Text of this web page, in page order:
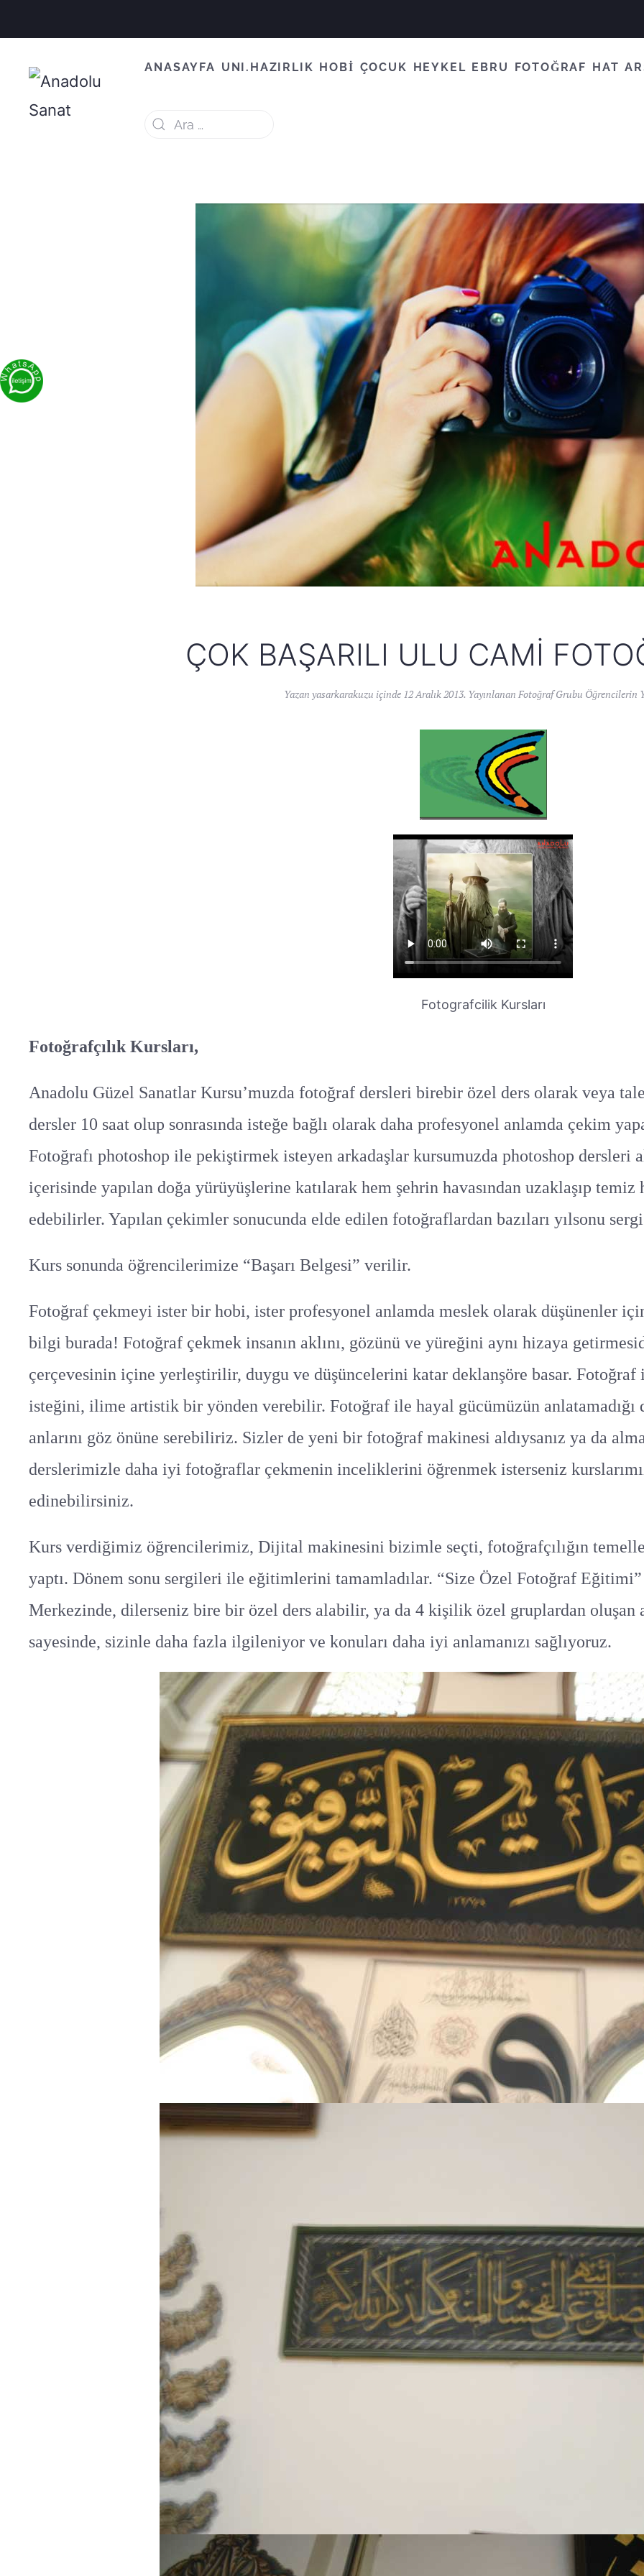
ANASAYFA UNI.HAZIRLIK HOBİ ÇOCUK HEYKEL EBRU FOTOĞRAF HAT
ÇOK BAŞARILI ULU CAMI
Yazan yasarkarakuzu içinde 12 Aralık 2013. Yayınlanan Fotoğraf Grubu Öğrencilerin
Fotografcilik Kursları
Fotoğrafçılık Kursları,
Anadolu Güzel Sanatlar Kursu’muzda fotoğraf dersleri birebir özel ders olarak veya
dersler 10 saat olup sonrasında isteğe bağlı olarak daha profesyonel anlamda çekim
Fotoğrafı photoshop ile pekiştirmek isteyen arkadaşlar kursumuzda photoshop dersleri
içerisinde yapılan doğa yürüyüşlerine katılarak hem şehrin havasından uzaklaşıp
edebilirler. Yapılan çekimler sonucunda elde edilen fotoğraflardan bazıları yılsonu
Kurs sonunda öğrencilerimize “Başarı Belgesi” verilir.
Fotoğraf çekmeyi ister bir hobi, ister profesyonel anlamda meslek olarak düşünenler
bilgi burada! Fotoğraf çekmek insanın aklını, gözünü ve yüreğini aynı hizaya
çerçevesinin içine yerleştirilir, duygu ve düşüncelerini katar deklanşöre basar. Fotoğraf
isteğini, ilime artistik bir yönden verebilir. Fotoğraf ile hayal gücümüzün anlatamadığı
anlarını göz önüne serebiliriz. Sizler de yeni bir fotoğraf makinesi aldıysanız ya da
derslerimizle daha iyi fotoğraflar çekmenin inceliklerini öğrenmek isterseniz
edinebilirsiniz.
Kurs verdiğimiz öğrencilerimiz, Dijital makinesini bizimle seçti, fotoğrafçılığın
yaptı. Dönem sonu sergileri ile eğitimlerini tamamladılar. “Size Özel Fotoğraf
Merkezinde, dilerseniz bire bir özel ders alabilir, ya da 4 kişilik özel gruplardan
sayesinde, sizinle daha fazla ilgileniyor ve konuları daha iyi anlamanızı sağlıyoruz.